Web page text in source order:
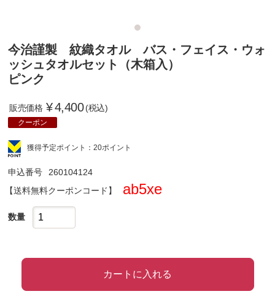
今治謹製 紋織タオル バス・フェイス・ウォ
ッシュタオルセット（木箱入）
ピンク
販売価格 ¥4,400 (税込)
クーポン
獲得予定ポイント：20ポイント
申込番号
260104124
クーポンコード
ab5xe
数量
カートに入れる